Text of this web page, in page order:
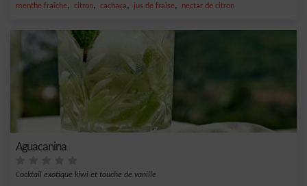
menthe fraîche, citron, cachaça, jus de fraise, nectar de citron
Aguacanina
Cocktail exotique kiwi et touche de vanille